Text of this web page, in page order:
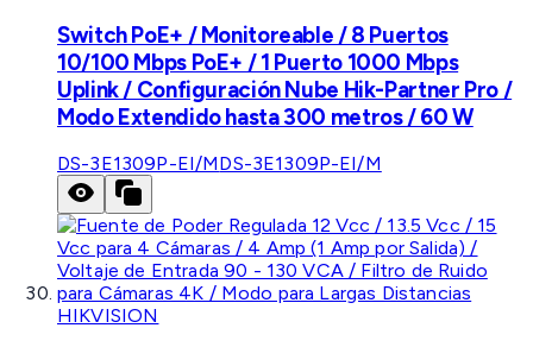
Switch PoE+ / Monitoreable / 8 Puertos
10/100 Mbps PoE+ / 1 Puerto 1000 Mbps
Uplink / Configuración Nube Hik-Partner Pro /
Modo Extendido hasta 300 metros / 60 W
DS-3E1309P-EI/MDS-3E1309P-EI/M
HIKVISION